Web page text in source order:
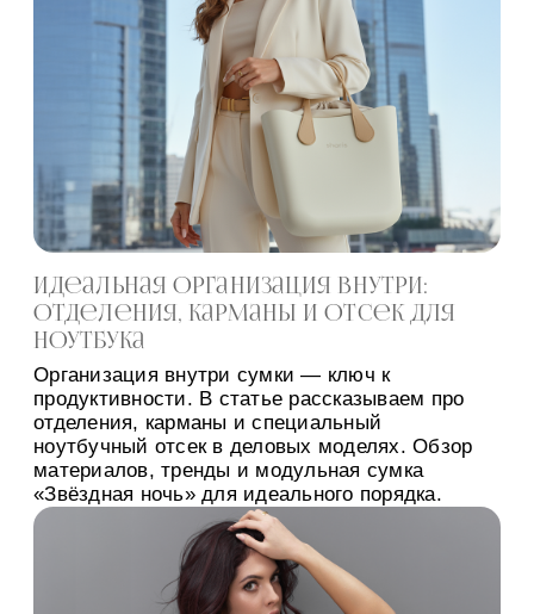
Идеальная организация внутри:
отделения, карманы и отсек для
ноутбука
Организация внутри сумки — ключ к
продуктивности. В статье рассказываем про
отделения, карманы и специальный
ноутбучный отсек в деловых моделях. Обзор
материалов, тренды и модульная сумка
«Звёздная ночь» для идеального порядка.